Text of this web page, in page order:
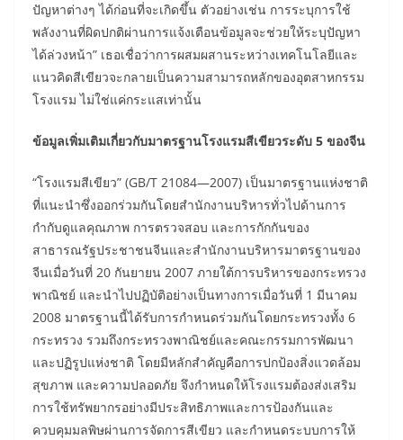
ปัญหาต่างๆ ได้ก่อนที่จะเกิดขึ้น ตัวอย่างเช่น การระบุการใช้
พลังงานที่ผิดปกติผ่านการแจ้งเตือนข้อมูลจะช่วยให้ระบุปัญหา
ได้ล่วงหน้า” เธอเชื่อว่าการผสมผสานระหว่างเทคโนโลยีและ
แนวคิดสีเขียวจะกลายเป็นความสามารถหลักของอุตสาหกรรม
โรงแรม ไม่ใช่แค่กระแสเท่านั้น
ข้อมูลเพิ่มเติมเกี่ยวกับมาตรฐานโรงแรมสีเขียวระดับ 5 ของจีน
“โรงแรมสีเขียว” (GB/T 21084—2007) เป็นมาตรฐานแห่งชาติ
ที่แนะนำซึ่งออกร่วมกันโดยสำนักงานบริหารทั่วไปด้านการ
กำกับดูแลคุณภาพ การตรวจสอบ และการกักกันของ
สาธารณรัฐประชาชนจีนและสำนักงานบริหารมาตรฐานของ
จีนเมื่อวันที่ 20 กันยายน 2007 ภายใต้การบริหารของกระทรวง
พาณิชย์ และนำไปปฏิบัติอย่างเป็นทางการเมื่อวันที่ 1 มีนาคม
2008 มาตรฐานนี้ได้รับการกำหนดร่วมกันโดยกระทรวงทั้ง 6
กระทรวง รวมถึงกระทรวงพาณิชย์และคณะกรรมการพัฒนา
และปฏิรูปแห่งชาติ โดยมีหลักสำคัญคือการปกป้องสิ่งแวดล้อม
สุขภาพ และความปลอดภัย จึงกำหนดให้โรงแรมต้องส่งเสริม
การใช้ทรัพยากรอย่างมีประสิทธิภาพและการป้องกันและ
ควบคุมมลพิษผ่านการจัดการสีเขียว และกำหนดระบบการให้